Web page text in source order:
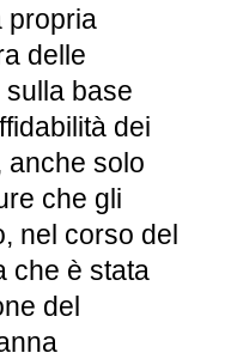
propria
delle
base
dei
anche solo
che gli
nel corso del
che è stata
del